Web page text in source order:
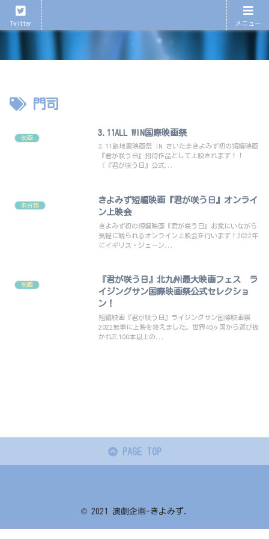
門司
映画
3.11ALL WIN国際映画祭
3.11路地裏映画祭 IN さいたまきよみず初の短編映画
『君が咲う日』招待作品として上映されます！！
（『君が咲う日』公式...
未分類
きよみず短編映画『君が咲う日』オンライ
ン上映会
きよみず初の短編映画『君が咲う日』お家にいながら
気軽に観られるオンライン上映会を行います！2022年
にイギリス・ジェーン...
映画
『君が咲う日』北九州最大映画フェス ラ
イジングサン国際映画祭公式セレクショ
ン！
短編映画『君が咲う日』ライジングサン国際映画祭
2022無事に上映を終えました。世界40ヶ国から選び抜
かれた100本以上の...
PAGE TOP
© 2021 演劇企画-きよみず.
Twitter メニュー